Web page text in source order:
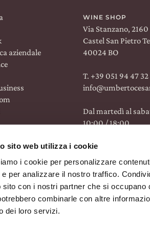
sito web utilizza i cookie
i cookie per personalizzare
e per analizzare il nostro traffico.
sito con i nostri partner che si
combinarle con altre
dei loro servizi.
aziendale
WINE SHOP
Via Stanzano, 2160
Castel San Pietro
40024 BO
T. +39 051 94 47 32
Dal martedì al
10:00 / 18:00